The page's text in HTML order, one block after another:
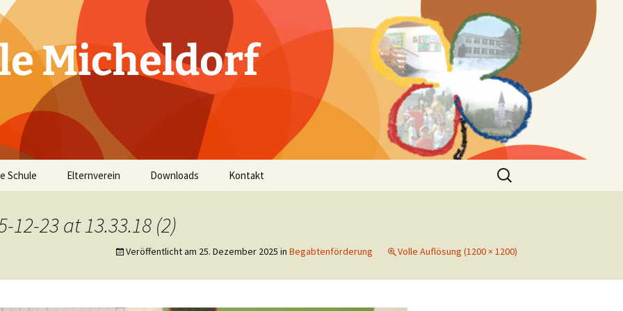
Micheldorf
Schule Elternverein
Informationen
Downloads Kontakt
Suchen
nach:
12-23 at 13.33.18 (2)
Veröffentlicht am 25. Dezember 2025 in Begabtenförderung Volle Auflösung (1200 × 1200)